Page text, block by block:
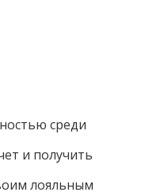
среди
и получить
лояльным